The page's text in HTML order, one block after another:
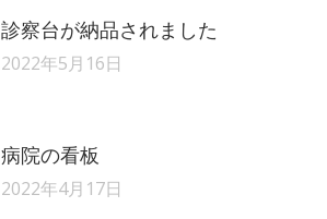
診察台が納品されました
2022年5月16日
病院の看板
2022年4月17日